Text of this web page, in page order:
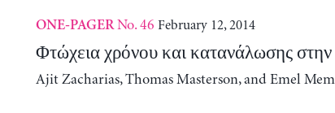
ONE-PAGERNo. 46 February 12, 2014
Φτώχεια χρόνου και κατανάλωσης
Ajit Zacharias, Thomas Masterson, and Emel